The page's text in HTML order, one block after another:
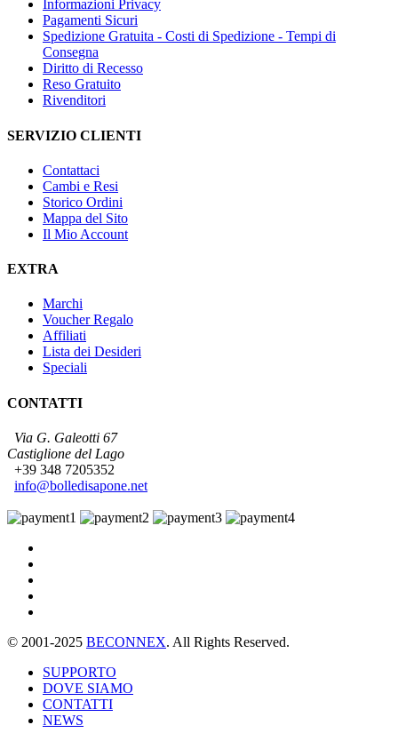
Informazioni Privacy
Pagamenti Sicuri
Spedizione Gratuita - Costi di Spedizione - Tempi di
Consegna
Diritto di Recesso
Reso Gratuito
Rivenditori
SERVIZIO CLIENTI
Contattaci
Cambi e Resi
Storico Ordini
Mappa del Sito
Il Mio Account
EXTRA
Marchi
Voucher Regalo
Affiliati
Lista dei Desideri
Speciali
CONTATTI
Via G. Galeotti 67
Castiglione del Lago
+39 348 7205352
info@bolledisapone.net
© 2001-2025 BECONNEX. All Rights Reserved.
SUPPORTO
DOVE SIAMO
CONTATTI
NEWS